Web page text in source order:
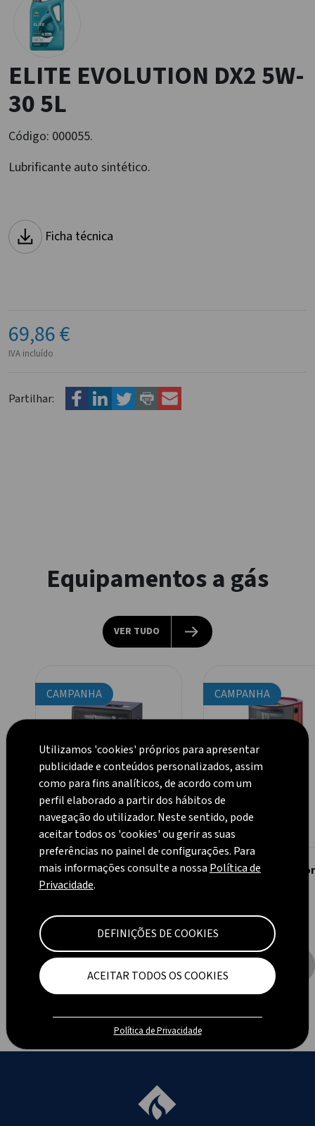
ELITE EVOLUTION DX2 5W-
30 5L
Código: 000055.
Lubrificante auto sintético.
Ficha técnica
69,86 €
IVA incluído
Partilhar:
Equipamentos a gás
VER TUDO
CAMPANHA
Chama Azul 4200 Preto
CAMPANHA
Chama Azul CHIC
Utilizamos 'cookies' próprios para apresentar
publicidade e conteúdos personalizados, assim
como para fins analíticos, de acordo com um
perfil elaborado a partir dos hábitos de
navegação do utilizador. Neste sentido, pode
aceitar todos os 'cookies' ou gerir as suas
preferências no painel de configurações. Para
mais informações consulte a nossa Política de
Privacidade.
DEFINIÇÕES DE COOKIES
ACEITAR TODOS OS COOKIES
Política de Privacidade